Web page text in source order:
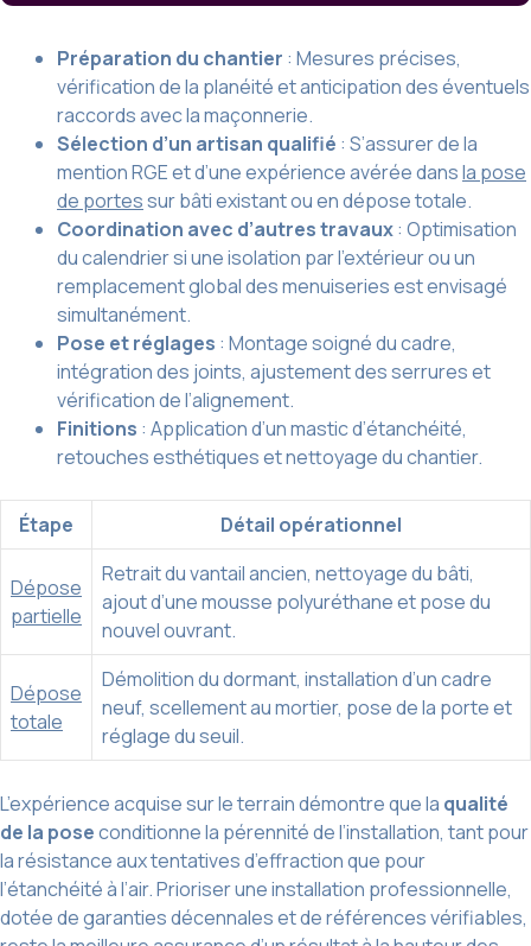
Préparation du chantier : Mesures précises,
vérification de la planéité et anticipation des éventuels
raccords avec la maçonnerie.
Sélection d’un artisan qualifié : S’assurer de la
mention RGE et d’une expérience avérée dansla pose
de portessur bâti existant ou en dépose totale.
Coordination avec d’autres travaux: Optimisation
du calendrier si une isolation par l’extérieur ou un
remplacement global des menuiseries est envisagé
simultanément.
Pose et réglages : Montage soigné du cadre,
intégration des joints, ajustement des serrures et
vérification de l’alignement.
Finitions : Application d’un mastic d’étanchéité,
retouches esthétiques et nettoyage du chantier.
Étape Détail opérationnel
Dépose
partielle
Retrait du vantail ancien, nettoyage du bâti,
ajout d’une mousse polyuréthane et pose du
nouvel ouvrant.
Dépose
totale
Démolition du dormant, installation d’un cadre
neuf, scellement au mortier, pose de la porte et
réglage du seuil.
L’expérience acquise sur le terrain démontre que la qualité
de la poseconditionne la pérennité de l’installation, tant pour
la résistance aux tentatives d’effraction que pour
l’étanchéité à l’air. Prioriser une installation professionnelle,
dotée de garanties décennales et de références vérifiables,